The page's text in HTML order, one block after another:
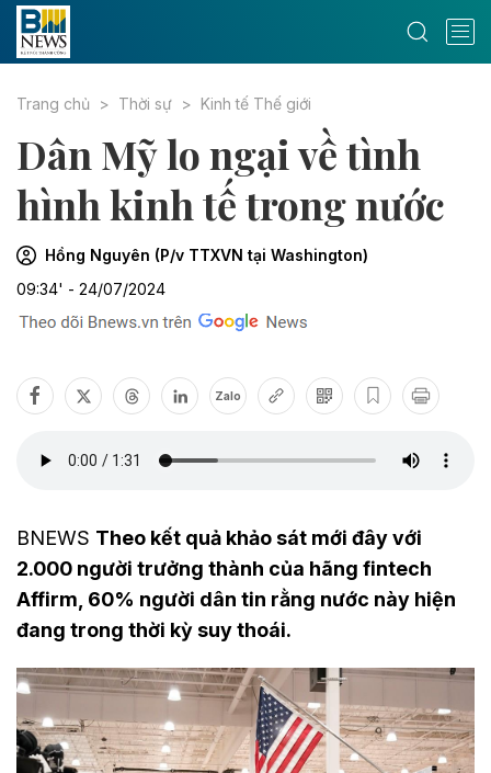
Trang chủ Thời sự Kinh tế Thế giới
Dân Mỹ lo ngại về tình
hình kinh tế trong nước
Hồng Nguyên (P/v TTXVN tại Washington)
09:34' - 24/07/2024
Zalo
BNEWS Theo kết quả khảo sát mới đây với
2.000 người trưởng thành của hãng fintech
Affirm, 60% người dân tin rằng nước này hiện
đang trong thời kỳ suy thoái.